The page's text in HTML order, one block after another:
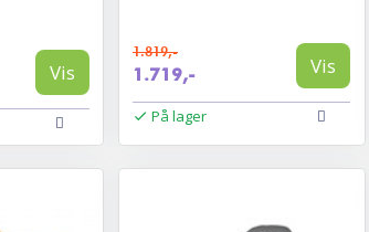
Vis
1.819,-
1.719,- Vis
På lager